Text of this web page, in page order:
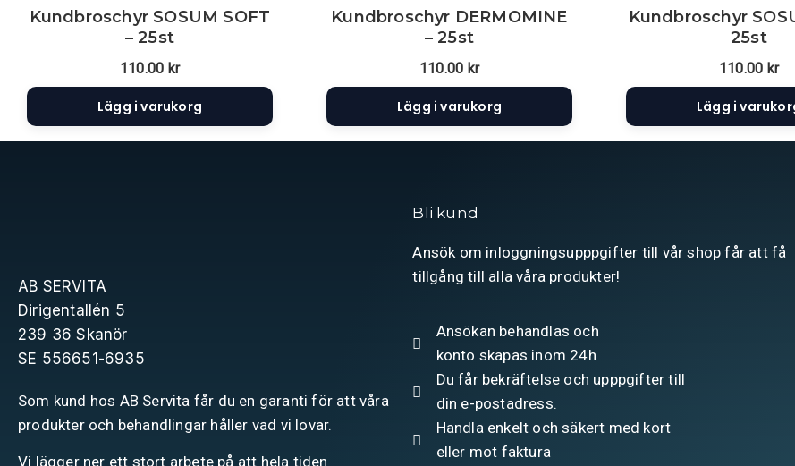
Kundbroschyr SOSUM SOFT
– 25st
110.00 kr
Lägg i varukorg
Kundbroschyr DERMOMINE
– 25st
110.00 kr
Lägg i varukorg
Kundbroschyr
25st
110.00 kr
Lägg i
AB SERVITA
Dirigentallén 5
239 36 Skanör
SE 556651-6935
Som kund hos AB Servita får du en garanti för att våra
produkter och behandlingar håller vad vi lovar.
Vi lägger ner ett stort arbete på att hela tiden
Bli kund
Ansök om inloggningsupppgifter till vår shop får att få
tillgång till alla våra produkter!
Ansökan behandlas och
konto skapas inom 24h
Du får bekräftelse och upppgifter till
din e-postadress.
Handla enkelt och säkert med kort
eller mot faktura